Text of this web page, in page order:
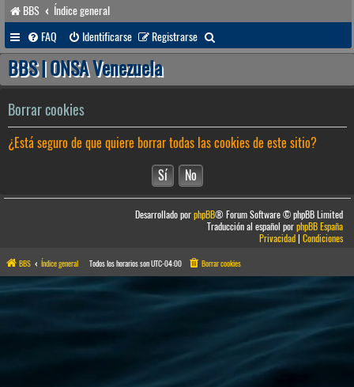
BBS
Índice general
FAQ
Identificarse Registrarse
u
a
r
BBS | ONSA Venezuela
Borrar cookies
¿Está seguro de que quiere borrar todas las cookies de este sitio?
Desarrollado porphpBB® Forum Software © phpBB Limited
Traducción al español porphpBB España
Privacidad|Condiciones
BBS Índice general Todos los horarios sonUTC-04:00 Borrar cookies